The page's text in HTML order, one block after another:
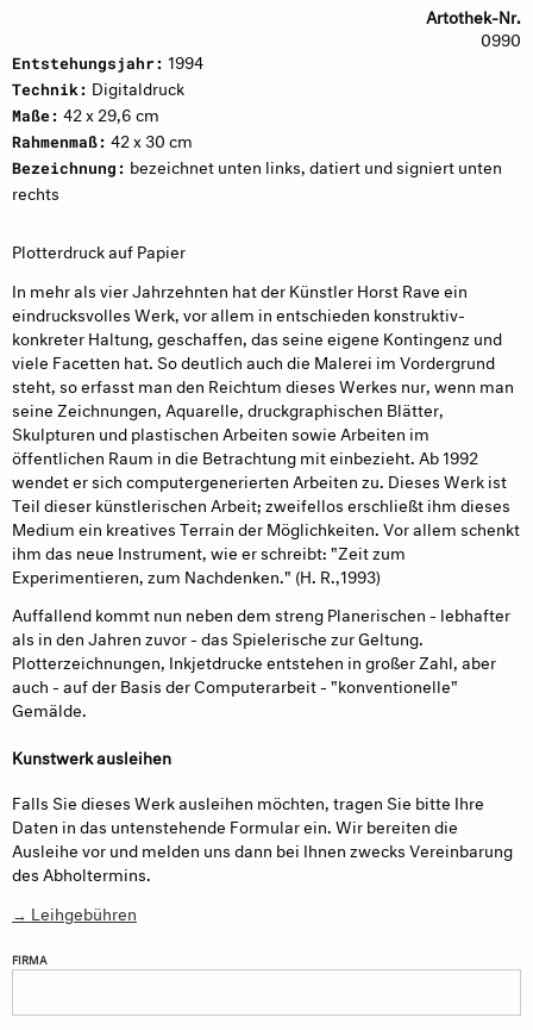
Artothek-Nr.
0990
Entstehungsjahr: 1994
Technik: Digitaldruck
Maße: 42 x 29,6 cm
Rahmenmaß: 42 x 30 cm
Bezeichnung: bezeichnet unten links, datiert und signiert unten
rechts
Plotterdruck auf Papier
In mehr als vier Jahrzehnten hat der Künstler Horst Rave ein
eindrucksvolles Werk, vor allem in entschieden konstruktiv-
konkreter Haltung, geschaffen, das seine eigene Kontingenz und
viele Facetten hat. So deutlich auch die Malerei im Vordergrund
steht, so erfasst man den Reichtum dieses Werkes nur, wenn man
seine Zeichnungen, Aquarelle, druckgraphischen Blätter,
Skulpturen und plastischen Arbeiten sowie Arbeiten im
öffentlichen Raum in die Betrachtung mit einbezieht. Ab 1992
wendet er sich computergenerierten Arbeiten zu. Dieses Werk ist
Teil dieser künstlerischen Arbeit; zweifellos erschließt ihm dieses
Medium ein kreatives Terrain der Möglichkeiten. Vor allem schenkt
ihm das neue Instrument, wie er schreibt: "Zeit zum
Experimentieren, zum Nachdenken." (H. R.,1993)
Auffallend kommt nun neben dem streng Planerischen - lebhafter
als in den Jahren zuvor - das Spielerische zur Geltung.
Plotterzeichnungen, Inkjetdrucke entstehen in großer Zahl, aber
auch - auf der Basis der Computerarbeit - "konventionelle"
Gemälde.
Kunstwerk ausleihen
Falls Sie dieses Werk ausleihen möchten, tragen Sie bitte Ihre
Daten in das untenstehende Formular ein. Wir bereiten die
Ausleihe vor und melden uns dann bei Ihnen zwecks Vereinbarung
des Abholtermins.
→ Leihgebühren
FIRMA